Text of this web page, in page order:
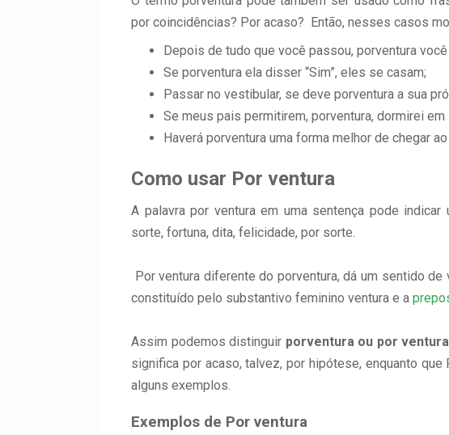
por coincidências? Por acaso? Então, nesses casos
Depois de tudo que você passou, porventura
Se porventura ela disser “Sim”, eles se casam;
Passar no vestibular, se deve porventura a sua
Se meus pais permitirem, porventura, dormirei em
Haverá porventura uma forma melhor de chegar
Como usar Por ventura
A palavra por ventura em uma sentença pode
sorte, fortuna, dita, felicidade, por sorte.
Por ventura diferente do porventura, dá um sentido de
constituído pelo substantivo feminino ventura e a
Assim podemos distinguir porventura ou por ventura
significa por acaso, talvez, por hipótese, enquanto
alguns exemplos.
Exemplos de Por ventura